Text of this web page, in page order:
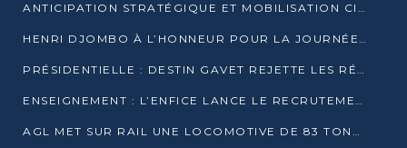
ANTICIPATION STRATÉGIQUE ET MOBILISATION CITOYENNE POUR NOTRE SOUVERAINETÉ NATIONALE
HENRI DJOMBO À L’HONNEUR POUR LA JOURNÉE MONDIALE DU THÉÂTRE
PRÉSIDENTIELLE : DESTIN GAVET REJETTE LES RÉSULTATS ET APPELLE À UN DIALOGUE NATIONAL
ENSEIGNEMENT : L’ENFICE LANCE LE RECRUTEMENT DE SA PREMIÈRE PROMOTION DE PROFESSEURS DES ÉCOLES
AGL MET SUR RAIL UNE LOCOMOTIVE DE 83 TONNES À POINTE-NOIRE